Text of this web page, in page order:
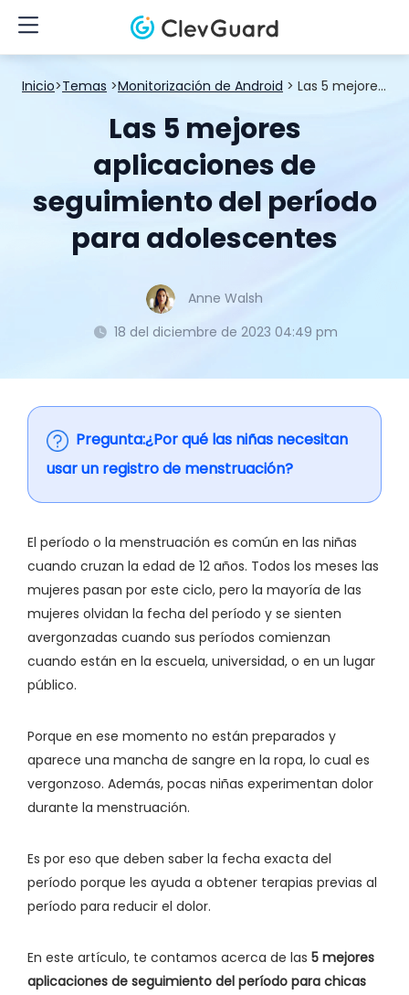
Inicio>Temas >Monitorización de Android > Las 5 mejores aplicaciones de seguimiento del período para adolescentes
Las 5 mejores
aplicaciones de
seguimiento del período
para adolescentes
Anne Walsh
18 del diciembre de 2023 04:49 pm
Pregunta:¿Por qué las niñas necesitan
usar un registro de menstruación?
El período o la menstruación es común en las niñas
cuando cruzan la edad de 12 años. Todos los meses las
mujeres pasan por este ciclo, pero la mayoría de las
mujeres olvidan la fecha del período y se sienten
avergonzadas cuando sus períodos comienzan
cuando están en la escuela, universidad, o en un lugar
público.
Porque en ese momento no están preparados y
aparece una mancha de sangre en la ropa, lo cual es
vergonzoso. Además, pocas niñas experimentan dolor
durante la menstruación.
Es por eso que deben saber la fecha exacta del
período porque les ayuda a obtener terapias previas al
período para reducir el dolor.
En este artículo, te contamos acerca de las 5 mejores
aplicaciones de seguimiento del período para chicas